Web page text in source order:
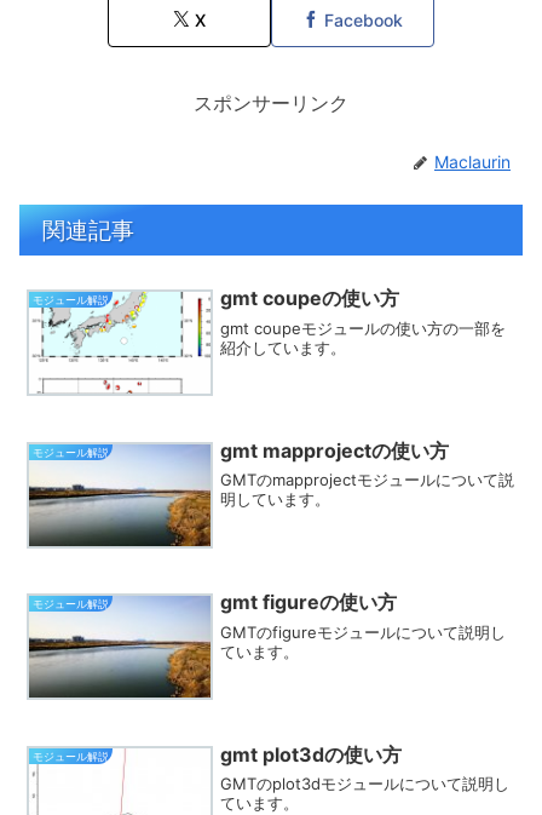
X Facebook
スポンサーリンク
Maclaurin
関連記事
モジュール解説 gmt coupeの使い方
gmt coupeモジュールの使い方の一部を
紹介しています。
モジュール解説 gmt mapprojectの使い方
GMTのmapprojectモジュールについて説
明しています。
モジュール解説 gmt figureの使い方
GMTのfigureモジュールについて説明し
ています。
モジュール解説 gmt plot3dの使い方
GMTのplot3dモジュールについて説明し
ています。